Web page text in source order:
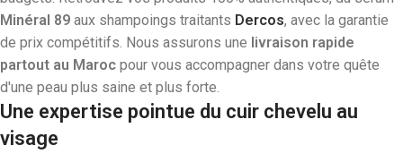
Minéral 89 aux shampoings traitants Dercos, avec la garantie
de prix compétitifs. Nous assurons une livraison rapide
partout au Maroc pour vous accompagner dans votre quête
d'une peau plus saine et plus forte.
Une expertise pointue du cuir chevelu au
visage